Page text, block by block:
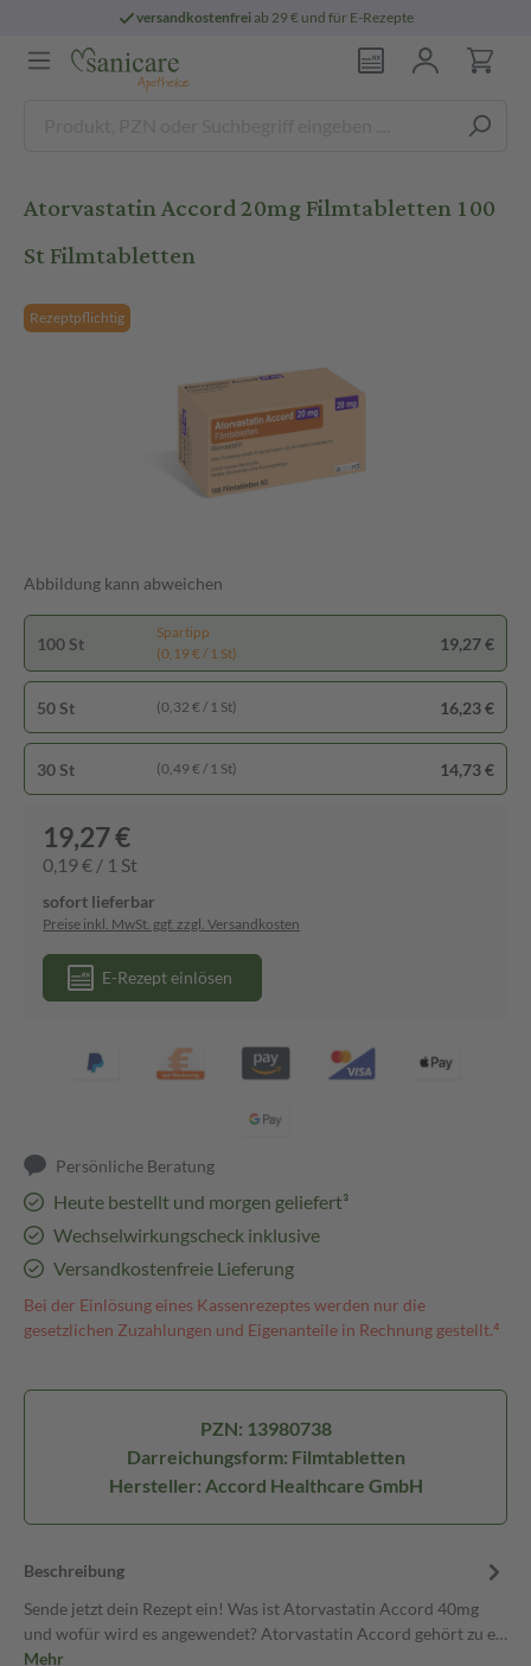
versandkostenfreiab 29 € und für E-Rezepte
Atorvastatin Accord 20mg Filmtabletten 100
St Filmtabletten
Rezeptpflichtig
Abbildung kann abweichen
100 St
Spartipp
(0,19 € / 1 St)
19,27 €
50 St (0,32 € / 1 St) 16,23 €
30 St (0,49 € / 1 St) 14,73 €
19,27 €
0,19 € / 1 St
sofort lieferbar
Preise inkl. MwSt. ggf. zzgl. Versandkosten
E-Rezept einlösen
Persönliche Beratung
Heute bestellt und morgen geliefert³
Wechselwirkungscheck inklusive
Versandkostenfreie Lieferung
Bei der Einlösung eines Kassenrezeptes werden nur die
gesetzlichen Zuzahlungen und Eigenanteile in Rechnung gestellt.⁴
PZN: 13980738
Darreichungsform: Filmtabletten
Hersteller: Accord Healthcare GmbH
Beschreibung
Sende jetzt dein Rezept ein! Was ist Atorvastatin Accord 40mg
und wofür wird es angewendet? Atorvastatin Accord gehört zu e…
Mehr